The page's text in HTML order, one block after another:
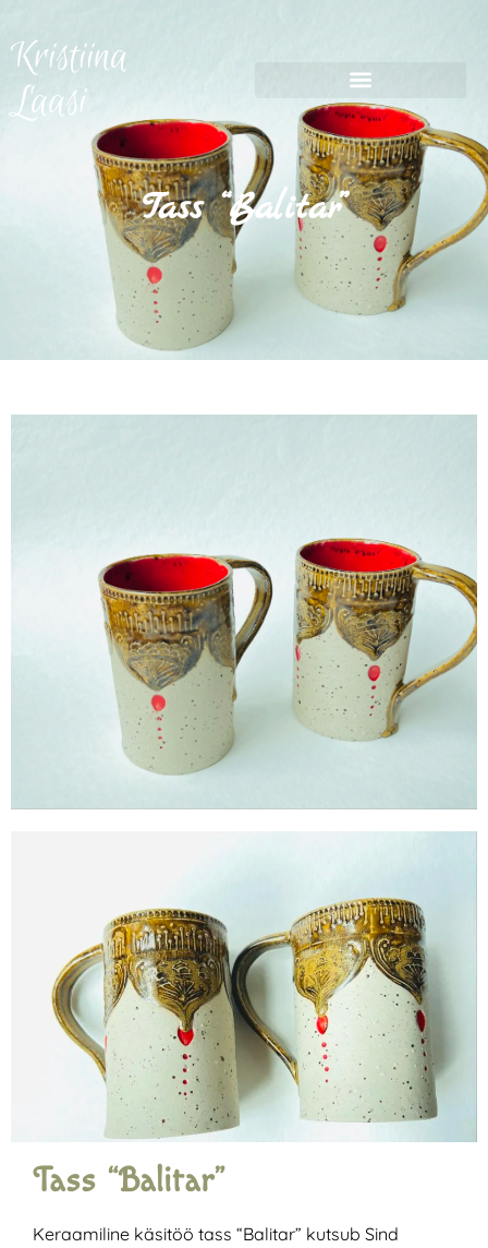
Kristiina
Laasi
Tass “Balitar”
Tass “Balitar”
Keraamiline käsitöö tass “Balitar” kutsub Sind